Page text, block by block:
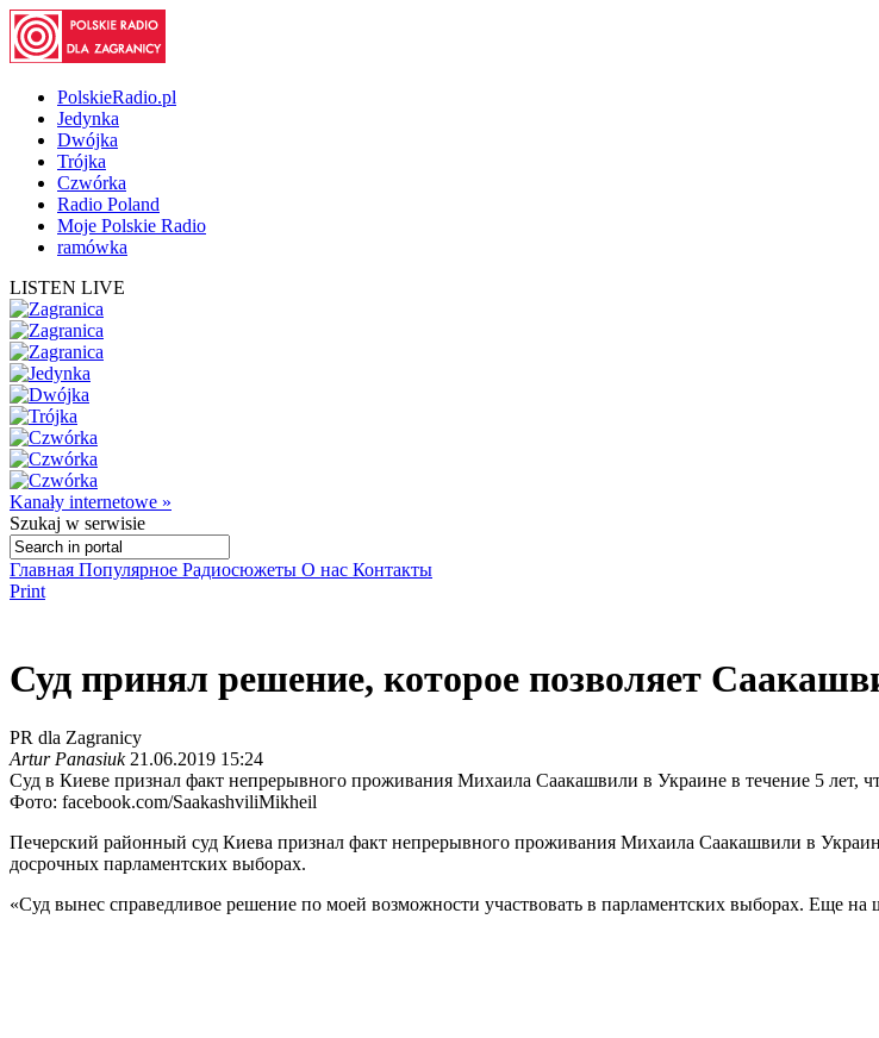
PolskieRadio.pl
Jedynka
Dwójka
Trójka
Czwórka
Radio Poland
Moje Polskie Radio
ramówka
LISTEN LIVE
Kanały internetowe »
Szukaj w serwisie
Главная Популярное Радиосюжеты О нас Контакты
Print
Суд принял решение, которое позволяет
PR dla Zagranicy
Artur Panasiuk21.06.2019 15:24
Суд в Киеве признал факт непрерывного проживания Михаила Саакашвили в Украине в течение 5 лет,
Фото: facebook.com/SaakashviliMikheil
Печерский районный суд Киева признал факт непрерывного проживания Михаила Саакашвили в
досрочных парламентских выборах.
«Суд вынес справедливое решение по моей возможности участвовать в парламентских выборах. Еще